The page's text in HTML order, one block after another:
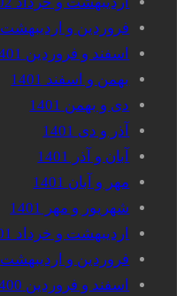
فروردین و اردیبهشت 1402
اسفند و فروردین 1401
بهمن و اسفند 1401
دی و بهمن 1401
آذر و دی 1401
آبان و آذر 1401
مهر و آبان 1401
شهریور و مهر 1401
اردیبهشت و خرداد 1401
فروردین و اردیبهشت 1401
اسفند و فروردین 1400